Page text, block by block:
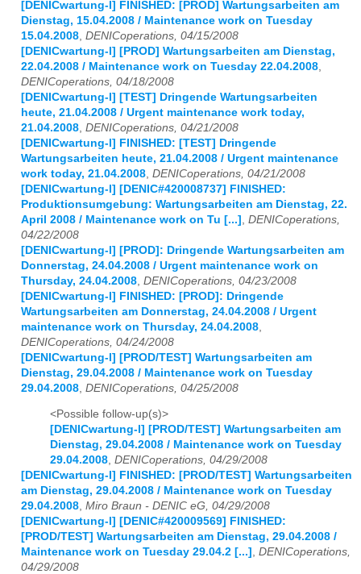
[DENICwartung-l] FINISHED: [PROD] Wartungsarbeiten am
Dienstag, 15.04.2008 / Maintenance work on Tuesday
15.04.2008 DENICoperations, 04/15/2008
[DENICwartung-l] [PROD] Wartungsarbeiten am Dienstag,
22.04.2008 / Maintenance work on Tuesday 22.04.2008
DENICoperations, 04/18/2008
[DENICwartung-l] [TEST] Dringende Wartungsarbeiten
heute, 21.04.2008 / Urgent maintenance work today,
21.04.2008 DENICoperations, 04/21/2008
[DENICwartung-l] FINISHED: [TEST] Dringende
Wartungsarbeiten heute, 21.04.2008 / Urgent maintenance
work today, 21.04.2008 DENICoperations, 04/21/2008
[DENICwartung-l] [DENIC#420008737] FINISHED:
Produktionsumgebung: Wartungsarbeiten am Dienstag, 22.
April 2008 / Maintenance work on Tu [...] DENICoperations,
04/22/2008
[DENICwartung-l] [PROD]: Dringende Wartungsarbeiten am
Donnerstag, 24.04.2008 / Urgent maintenance work on
Thursday, 24.04.2008 DENICoperations, 04/23/2008
[DENICwartung-l] FINISHED: [PROD]: Dringende
Wartungsarbeiten am Donnerstag, 24.04.2008 / Urgent
maintenance work on Thursday, 24.04.2008
DENICoperations, 04/24/2008
[DENICwartung-l] [PROD/TEST] Wartungsarbeiten am
Dienstag, 29.04.2008 / Maintenance work on Tuesday
29.04.2008 DENICoperations, 04/25/2008
<Possible follow-up(s)>
[DENICwartung-l] [PROD/TEST] Wartungsarbeiten am
Dienstag, 29.04.2008 / Maintenance work on Tuesday
29.04.2008, DENICoperations, 04/29/2008
[DENICwartung-l] FINISHED: [PROD/TEST] Wartungsarbeiten
am Dienstag, 29.04.2008 / Maintenance work on Tuesday
29.04.2008, Miro Braun - DENIC eG, 04/29/2008
[DENICwartung-l] [DENIC#420009569] FINISHED:
[PROD/TEST] Wartungsarbeiten am Dienstag, 29.04.2008 /
Maintenance work on Tuesday 29.04.2 [...] , DENICoperations,
04/29/2008